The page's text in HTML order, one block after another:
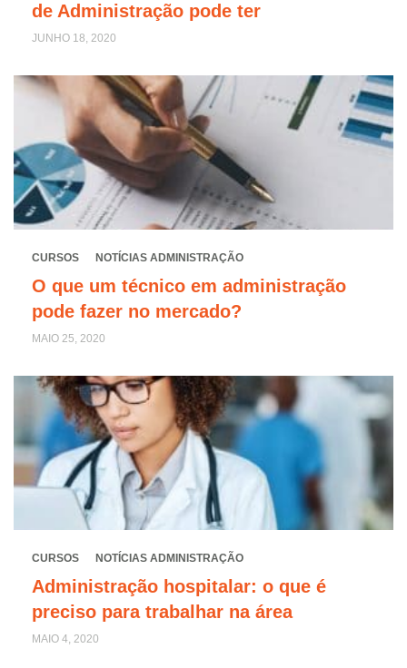
de Administração pode ter
JUNHO 18, 2020
CURSOS NOTÍCIAS ADMINISTRAÇÃO
O que um técnico em administração
pode fazer no mercado?
MAIO 25, 2020
CURSOS NOTÍCIAS ADMINISTRAÇÃO
Administração hospitalar: o que é
preciso para trabalhar na área
MAIO 4, 2020